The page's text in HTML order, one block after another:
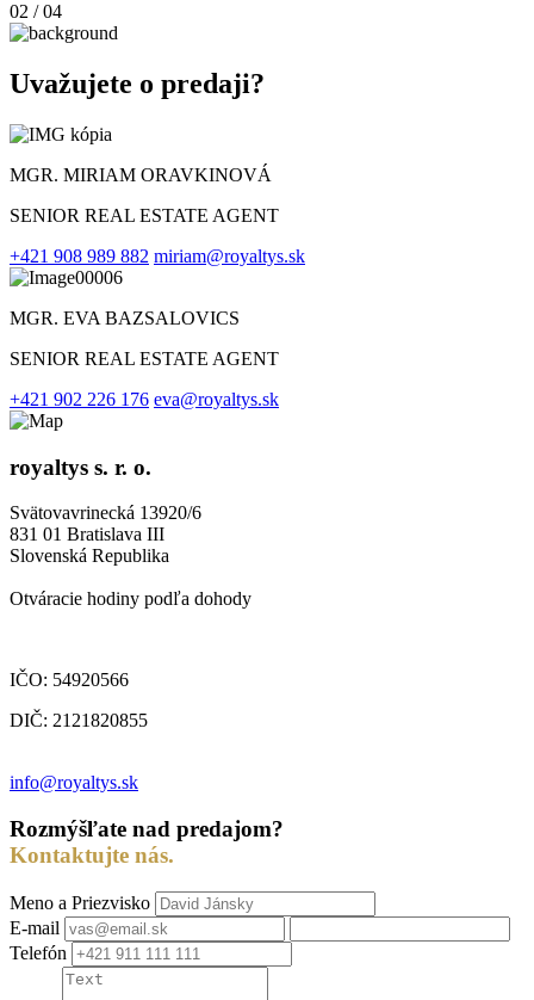
02 / 04
Uvažujete o predaji?
MGR. MIRIAM ORAVKINOVÁ
SENIOR REAL ESTATE AGENT
+421 908 989 882 miriam@royaltys.sk
MGR. EVA BAZSALOVICS
SENIOR REAL ESTATE AGENT
+421 902 226 176 eva@royaltys.sk
royaltys s. r. o.
Svätovavrinecká 13920/6
831 01 Bratislava III
Slovenská Republika
Otváracie hodiny podľa dohody
IČO: 54920566
DIČ: 2121820855
info@royaltys.sk
Rozmýšľate nad predajom?
Kontaktujte nás.
Meno a Priezvisko
E-mail
Telefón